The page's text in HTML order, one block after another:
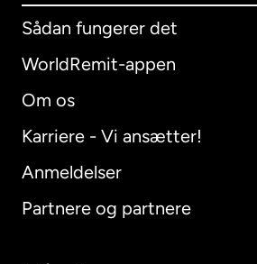
Sådan fungerer det
WorldRemit-appen
Om os
Karriere - Vi ansætter!
Anmeldelser
Partnere og partnere